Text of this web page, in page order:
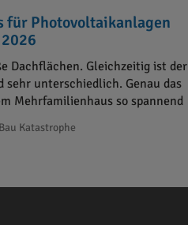
für Photovoltaikanlagen
Dachflächen. Gleichzeitig ist der
sehr unterschiedlich. Genau das
Mehrfamilienhaus so spannend
Katastrophe